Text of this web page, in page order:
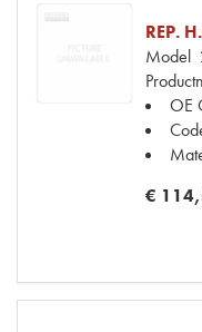
REP.
Model
OE
€